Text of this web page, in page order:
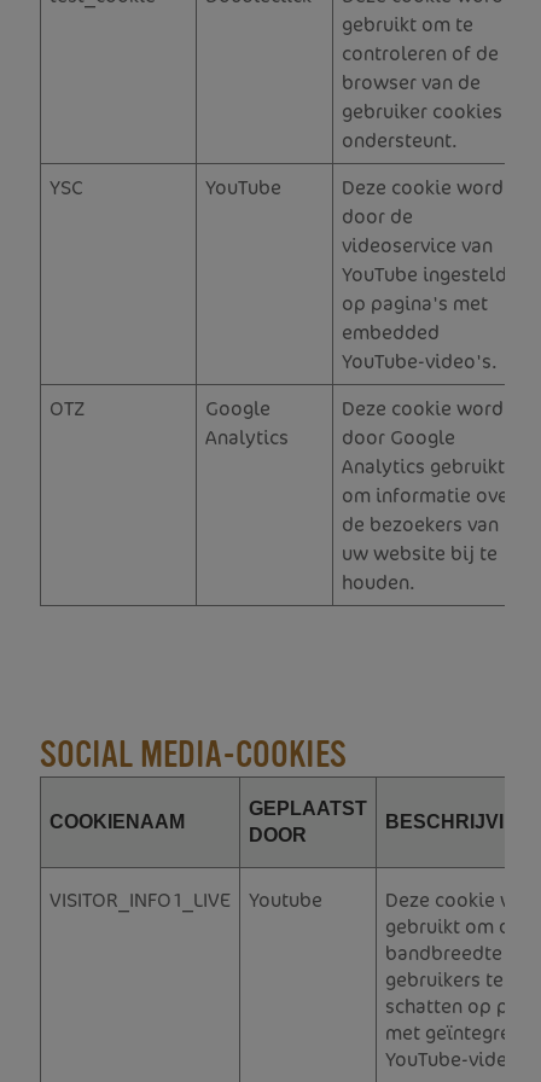
gebruikt om te
controleren of de
browser van de
gebruiker cookies
ondersteunt.
YSC
YouTube
Deze cookie wordt
door de
videoservice van
YouTube ingesteld
op pagina's met
embedded
YouTube-video's.
OTZ
Google
Analytics
Deze cookie wordt
door Google
Analytics gebruikt
om informatie over
de bezoekers van
uw website bij te
houden.
SOCIAL MEDIA-COOKIES
COOKIENAAM
GEPLAATST
DOOR
BESCHRIJVING
VISITOR_INFO1_LIVE Youtube
Deze cookie
gebruikt om de
bandbreedte
gebruikers te
schatten op
met
YouTube-video's.